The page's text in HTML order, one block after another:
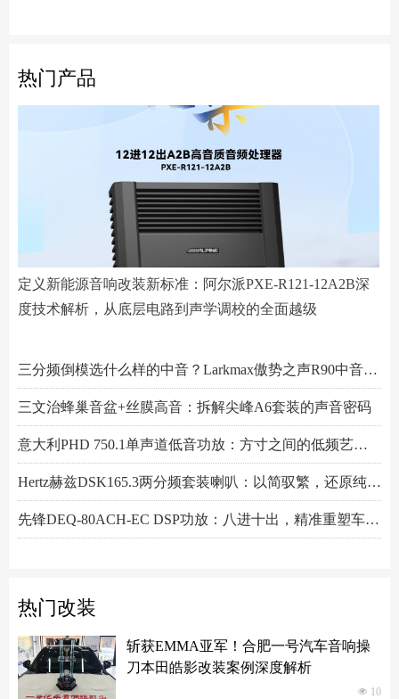
热门改装
斩获EMMA亚军！合肥一号汽车音响操
刀本田皓影改装案例深度解析
넶 10
热门产品
定义新能源音响改装新标准：阿尔派PXE-R121-12A2B深
度技术解析，从底层电路到声学调校的全面越级
三文治蜂巢音盆+丝膜高音：拆解尖峰A6套装的声音密码
意大利PHD 750.1单声道低音功放：方寸之间的低频艺术，激发潜能又收放自如
Hertz赫兹DSK165.3两分频套装喇叭：以简驭繁，还原纯粹之声
先锋DEQ-80ACH-EC DSP功放：八进十出，精准重塑车厢声场
Scanspeak绅士宝BC6.3三分频喇叭：当丹麦声学底蕴遇上碳纤新世代